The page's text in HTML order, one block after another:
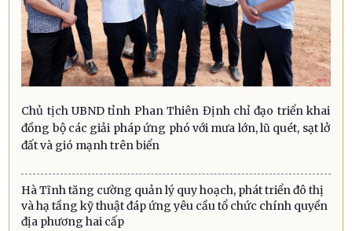
Chủ tịch UBND tỉnh Phan Thiên Định chỉ đạo triển khai
đồng bộ các giải pháp ứng phó với mưa lớn, lũ quét, sạt lở
đất và gió mạnh trên biển
Hà Tĩnh tăng cường quản lý quy hoạch, phát triển đô thị
và hạ tầng kỹ thuật đáp ứng yêu cầu tổ chức chính quyền
địa phương hai cấp